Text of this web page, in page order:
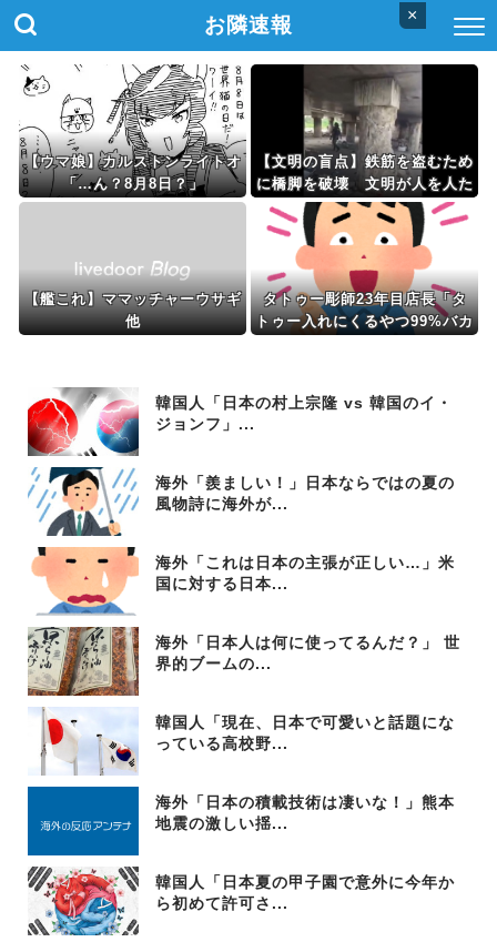
×
お隣速報
【ウマ娘】カルストンライトオ
「…ん？8月8日？」
【文明の盲点】鉄筋を盗むため
に橋脚を破壊 文明が人を人た
らしめるならこれらは人ではな
く猿ということになる
【艦これ】ママッチャーウサギ
他
タトゥー彫師23年目店長「タ
トゥー入れにくるやつ99%バカ
韓国人「日本の村上宗隆 vs 韓国のイ・
ジョンフ」...
海外「羨ましい！」日本ならではの夏の
風物詩に海外が...
海外「これは日本の主張が正しい…」米
国に対する日本...
海外「日本人は何に使ってるんだ？」 世
界的ブームの...
韓国人「現在、日本で可愛いと話題にな
っている高校野...
海外「日本の積載技術は凄いな！」熊本
地震の激しい揺...
韓国人「日本夏の甲子園で意外に今年か
ら初めて許可さ...